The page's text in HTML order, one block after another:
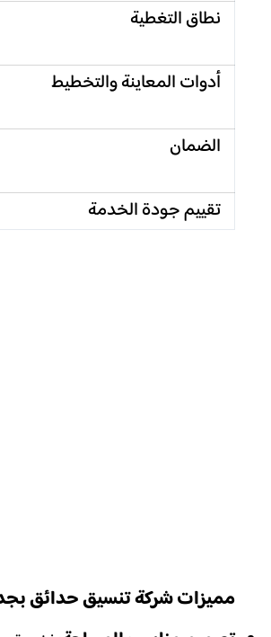
نطاق التغطية
أدوات المعاينة والتخطيط
الضمان
تقييم جودة الخدمة
مميزات شركة تنسيق حدائق